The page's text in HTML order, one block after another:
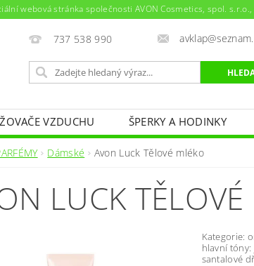
webová stránka společnosti AVON Cosmetics, spol.
737 538 990
VZDUCHU ŠPERKY A HODINKY
NAPIŠTE NÁM KONTAKTY
Dámské Avon Luck Tělové mléko
LUCK
Kategorie:
hlavní tóny:
santalové